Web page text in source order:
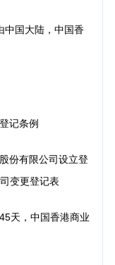
中国大陆，中国香
记条例
份有限公司设立登
变更登记表
天，中国香港商业